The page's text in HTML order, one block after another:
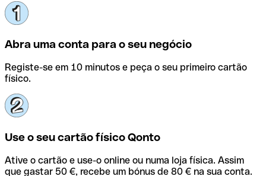
Abra uma conta para o seu negócio
Registe-se em 10 minutos e peça o seu primeiro cartão
físico.
Use o seu cartão físico Qonto
Ative o cartão e use-o online ou numa loja física. Assim
que gastar 50 €, recebe um bónus de 80 € na sua conta.